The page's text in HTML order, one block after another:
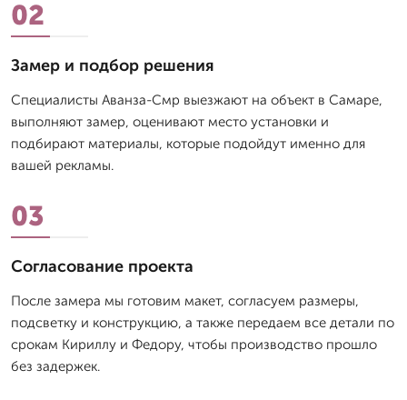
02
Замер и подбор решения
Специалисты Аванза-Смр выезжают на объект в Самаре,
выполняют замер, оценивают место установки и
подбирают материалы, которые подойдут именно для
вашей рекламы.
03
Согласование проекта
После замера мы готовим макет, согласуем размеры,
подсветку и конструкцию, а также передаем все детали по
срокам Кириллу и Федору, чтобы производство прошло
без задержек.